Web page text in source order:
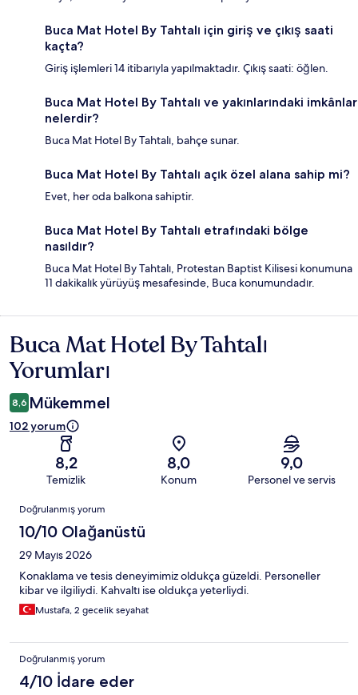
Buca Mat Hotel By Tahtalı için giriş ve çıkış saati
kaçta?
Giriş işlemleri 14 itibarıyla yapılmaktadır. Çıkış saati: öğlen.
Buca Mat Hotel By Tahtalı ve yakınlarındaki imkânlar
nelerdir?
Buca Mat Hotel By Tahtalı, bahçe sunar.
Buca Mat Hotel By Tahtalı açık özel alana sahip mi?
Evet, her oda balkona sahiptir.
Buca Mat Hotel By Tahtalı etrafındaki bölge
nasıldır?
Buca Mat Hotel By Tahtalı, Protestan Baptist Kilisesi konumuna
11 dakikalık yürüyüş mesafesinde, Buca konumundadır.
Yorumlar
Buca Mat Hotel By Tahtalı
Yorumları
8,6 Mükemmel
102 yorum
8,2
Temizlik
8,0
Konum
9,0
Personel ve servis
Yorumlar
Doğrulanmış yorum
10/10 Olağanüstü
29 Mayıs 2026
Konaklama ve tesis deneyimimiz oldukça güzeldi. Personeller
kibar ve ilgiliydi. Kahvaltı ise oldukça yeterliydi.
Mustafa, 2 gecelik seyahat
Doğrulanmış yorum
4/10 İdare eder